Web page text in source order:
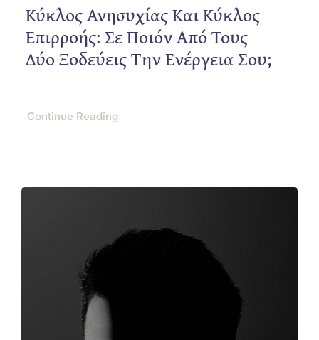
Κύκλος Ανησυχίας Και Κύκλος
Επιρροής: Σε Ποιόν Από Τους
Δύο Ξοδεύεις Την Ενέργεια Σου;
Continue Reading